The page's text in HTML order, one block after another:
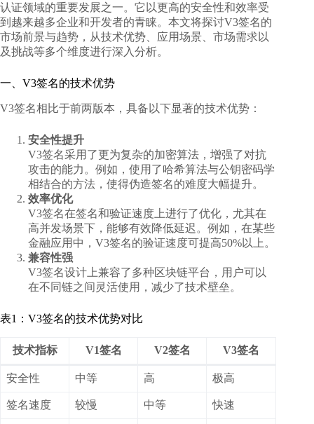
认证领域的重要发展之一。它以更高的安全性和效率受
到越来越多企业和开发者的青睐。本文将探讨V3签名的
市场前景与趋势 ，从技术优势、应用场景、市场需求以
及挑战等多个维度进行深入分析。
一、V3签名的技术优势
V3签名相比于前两版本，具备以下显著的技术优势：
安全性提升
V3签名采用了更为复杂的加密算法，增强了对抗
攻击的能力。例如，使用了哈希算法与公钥密码学
相结合的方法，使得伪造签名的难度大幅提升。
效率优化
V3签名在签名和验证速度上进行了优化，尤其在
高并发场景下，能够有效降低延迟。例如，在某些
金融应用中，V3签名的验证速度可提高50%以上。
兼容性强
V3签名设计上兼容了多种区块链平台，用户可以
在不同链之间灵活使用，减少了技术壁垒。
表1：V3签名的技术优势对比
技术指标 V1签名 V2签名 V3签名
安全性 中等 高 极高
签名速度 较慢 中等 快速